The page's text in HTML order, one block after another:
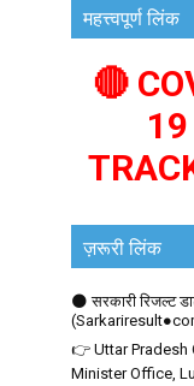
महत्त्वपूर्ण लिंक
🔴
19
ज़रूरी लिंक
🌑 सरकारी रिजल्ट
👉 Uttar Pradesh
Minister Office,